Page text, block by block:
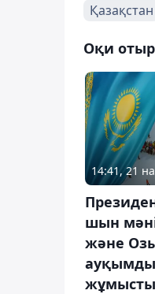
Қазақстан
Оқи
14:41, 21
шын
және
ауқымды